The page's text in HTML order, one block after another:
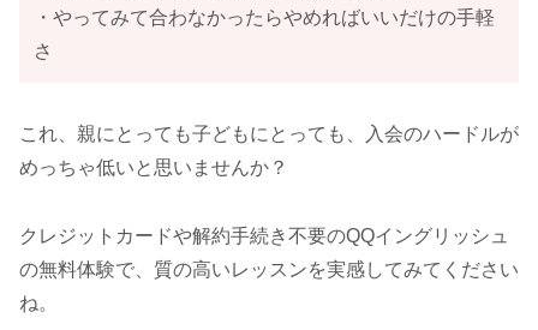
・やってみて合わなかったらやめればいいだけの手軽
さ
これ、親にとっても子どもにとっても、入会のハードルが
めっちゃ低いと思いませんか？
クレジットカードや解約手続き不要のQQイングリッシュ
の無料体験で、質の高いレッスンを実感してみてください
ね。